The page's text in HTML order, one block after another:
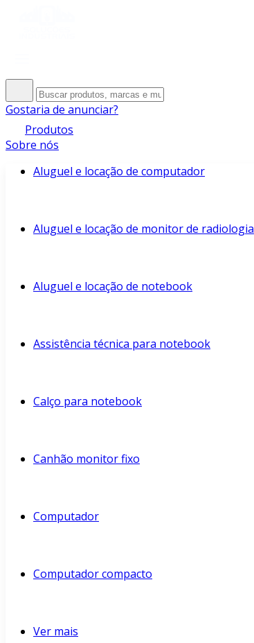
Gostaria de anunciar?
Produtos
Sobre nós
Aluguel e locação de computador
Aluguel e locação de monitor de radiologia
Aluguel e locação de notebook
Assistência técnica para notebook
Calço para notebook
Canhão monitor fixo
Computador
Computador compacto
Ver mais